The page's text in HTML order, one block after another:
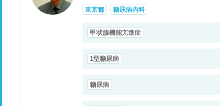
東京都 糖尿病内科
甲状腺機能亢進症
1型糖尿病
糖尿病